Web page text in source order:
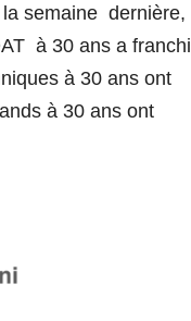
la semaine dernière,
à 30 ans a franchi
à 30 ans ont
à 30 ans ont